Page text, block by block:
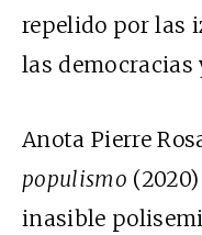
repelido por las
las democracias
Anota Pierre
populismo
inasible